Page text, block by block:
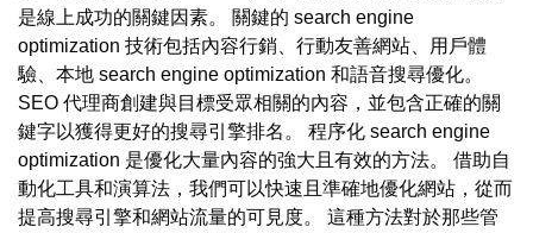
是線上成功的關鍵因素。 關鍵的 search engine
optimization 技術包括內容行銷、行動友善網站、用戶體
驗、本地 search engine optimization 和語音搜尋優化。
SEO 代理商創建與目標受眾相關的內容，並包含正確的關
鍵字以獲得更好的搜尋引擎排名。 程序化 search engine
optimization 是優化大量內容的強大且有效的方法。 借助自
動化工具和演算法，我們可以快速且準確地優化網站，從而
提高搜尋引擎和網站流量的可見度。 這種方法對於那些管